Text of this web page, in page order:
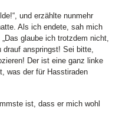
und erzählte nunmehr
Als ich endete, sah mich
glaube ich trotzdem nicht,
anspringst! Sei bitte,
Der ist eine ganz linke
was der für Hasstiraden
ist, dass er mich wohl